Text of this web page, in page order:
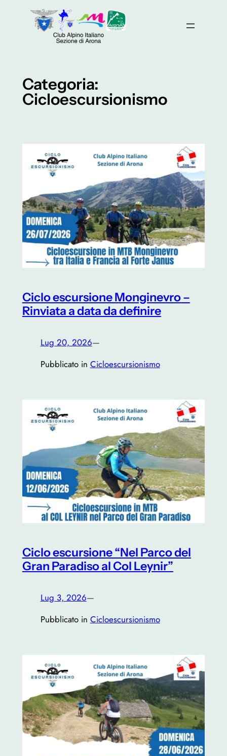
Categoria:
Cicloescursionismo
Ciclo escursione Monginevro –
Rinviata a data da definire
Lug 20, 2026—
Pubblicato in Cicloescursionismo
Ciclo escursione “Nel Parco del
Gran Paradiso al Col Leynir”
Lug 3, 2026—
Pubblicato in Cicloescursionismo